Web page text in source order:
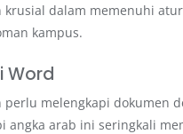
dalam memenuhi
kampus.
Word
melengkapi dokumen
angka arab ini seringkali